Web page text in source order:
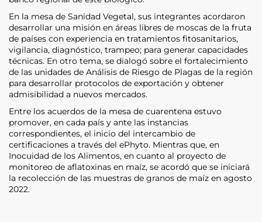
En la mesa de Sanidad Vegetal, sus integrantes acordaron
desarrollar una misión en áreas libres de moscas de la fruta
de países con experiencia en tratamientos fitosanitarios,
vigilancia, diagnóstico, trampeo; para generar capacidades
técnicas. En otro tema, se dialogó sobre el fortalecimiento
de las unidades de Análisis de Riesgo de Plagas de la región
para desarrollar protocolos de exportación y obtener
admisibilidad a nuevos mercados.
Entre los acuerdos de la mesa de cuarentena estuvo
promover, en cada país y ante las instancias
correspondientes, el inicio del intercambio de
certificaciones a través del ePhyto. Mientras que, en
Inocuidad de los Alimentos, en cuanto al proyecto de
monitoreo de aflatoxinas en maíz, se acordó que se iniciará
la recolección de las muestras de granos de maíz en agosto
2022.